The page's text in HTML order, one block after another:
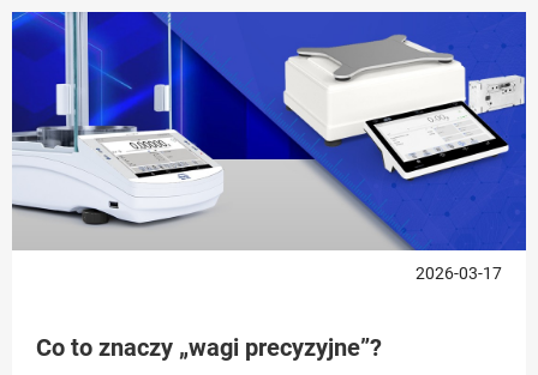
2026-03-17
Co to znaczy „wagi precyzyjne”?